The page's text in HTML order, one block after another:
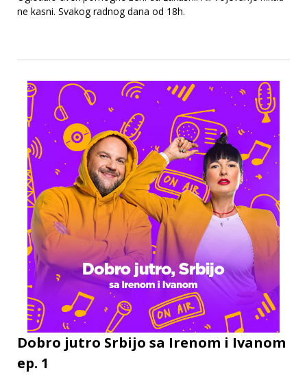
ne kasni. Svakog radnog dana od 18h.
Dobro jutro Srbijo sa Irenom i Ivanom
ep. 1